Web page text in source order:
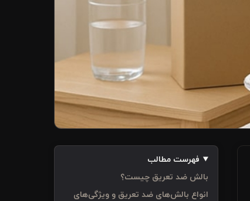
فهرست مطالب
بالش ضد تعریق چیست؟
انواع بالش‌های ضد تعریق و ویژگی‌های